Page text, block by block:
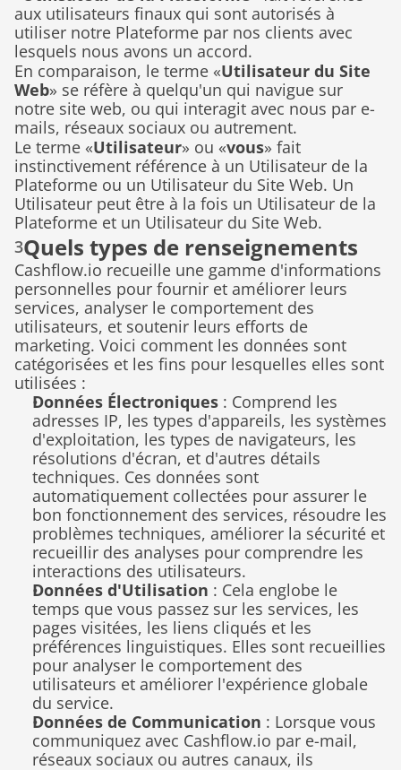
aux utilisateurs finaux qui sont autorisés à
utiliser notre Plateforme par nos clients avec
lesquels nous avons un accord.
En comparaison, le terme «Utilisateur du Site
Web» se réfère à quelqu'un qui navigue sur
notre site web, ou qui interagit avec nous par e-
mails, réseaux sociaux ou autrement.
Le terme «Utilisateur» ou «vous» fait
instinctivement référence à un Utilisateur de la
Plateforme ou un Utilisateur du Site Web. Un
Utilisateur peut être à la fois un Utilisateur de la
Plateforme et un Utilisateur du Site Web.
3Quels types de renseignements
personnels Cashflow.io recueille-
t-il et pourquoi ?
Cashflow.io recueille une gamme d'informations
personnelles pour fournir et améliorer leurs
services, analyser le comportement des
utilisateurs, et soutenir leurs efforts de
marketing. Voici comment les données sont
catégorisées et les fins pour lesquelles elles sont
utilisées :
Données Électroniques : Comprend les
adresses IP, les types d'appareils, les systèmes
d'exploitation, les types de navigateurs, les
résolutions d'écran, et d'autres détails
techniques. Ces données sont
automatiquement collectées pour assurer le
bon fonctionnement des services, résoudre les
problèmes techniques, améliorer la sécurité et
recueillir des analyses pour comprendre les
interactions des utilisateurs.
Données d'Utilisation : Cela englobe le
temps que vous passez sur les services, les
pages visitées, les liens cliqués et les
préférences linguistiques. Elles sont recueillies
pour analyser le comportement des
utilisateurs et améliorer l'expérience globale
du service.
Données de Communication : Lorsque vous
communiquez avec Cashflow.io par e-mail,
réseaux sociaux ou autres canaux, ils